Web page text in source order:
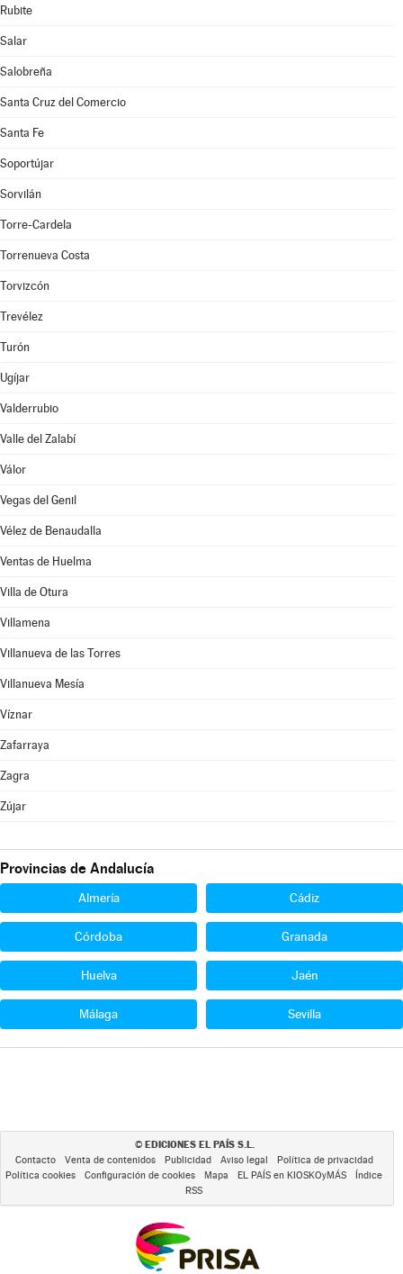
Rubite
Salar
Salobreña
Santa Cruz del Comercio
Santa Fe
Soportújar
Sorvilán
Torre-Cardela
Torrenueva Costa
Torvizcón
Trevélez
Turón
Ugíjar
Valderrubio
Valle del Zalabí
Válor
Vegas del Genil
Vélez de Benaudalla
Ventas de Huelma
Villa de Otura
Villamena
Villanueva de las Torres
Villanueva Mesía
Víznar
Zafarraya
Zagra
Zújar
Provincias de Andalucía
Almería Cádiz
Córdoba Granada
Huelva Jaén
Málaga Sevilla
© EDICIONES EL PAÍS S.L.
Contacto Venta de contenidos Publicidad Aviso legal
Política de privacidad
Política cookies
Configuración de cookies Mapa EL PAÍS en KIOSKOyMÁS
Índice
RSS